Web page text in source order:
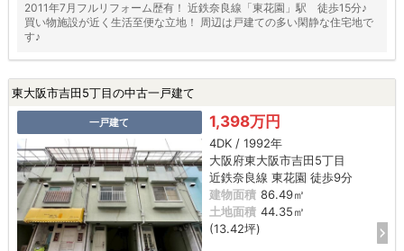
2011年7月フルリフォーム歴有！ 近鉄奈良線「東花園」駅 徒歩15分♪
買い物施設が近く生活至便な立地！ 周辺は戸建ての多い閑静な住宅地で
す♪
東大阪市吉田5丁目の中古一戸建て
一戸建て 1,398万円
4DK / 1992年
大阪府東大阪市吉田5丁目
近鉄奈良線 東花園 徒歩9分
建物面積 86.49㎡
土地面積 44.35㎡
(13.42坪)